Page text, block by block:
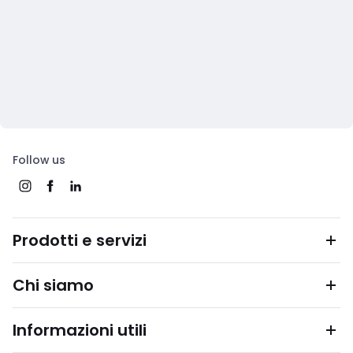
Follow us
Prodotti e servizi
Chi siamo
Informazioni utili